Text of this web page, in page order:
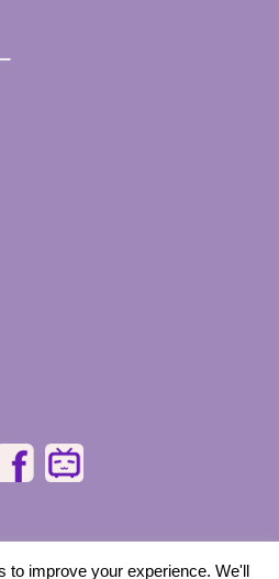
improve your experience. We'll